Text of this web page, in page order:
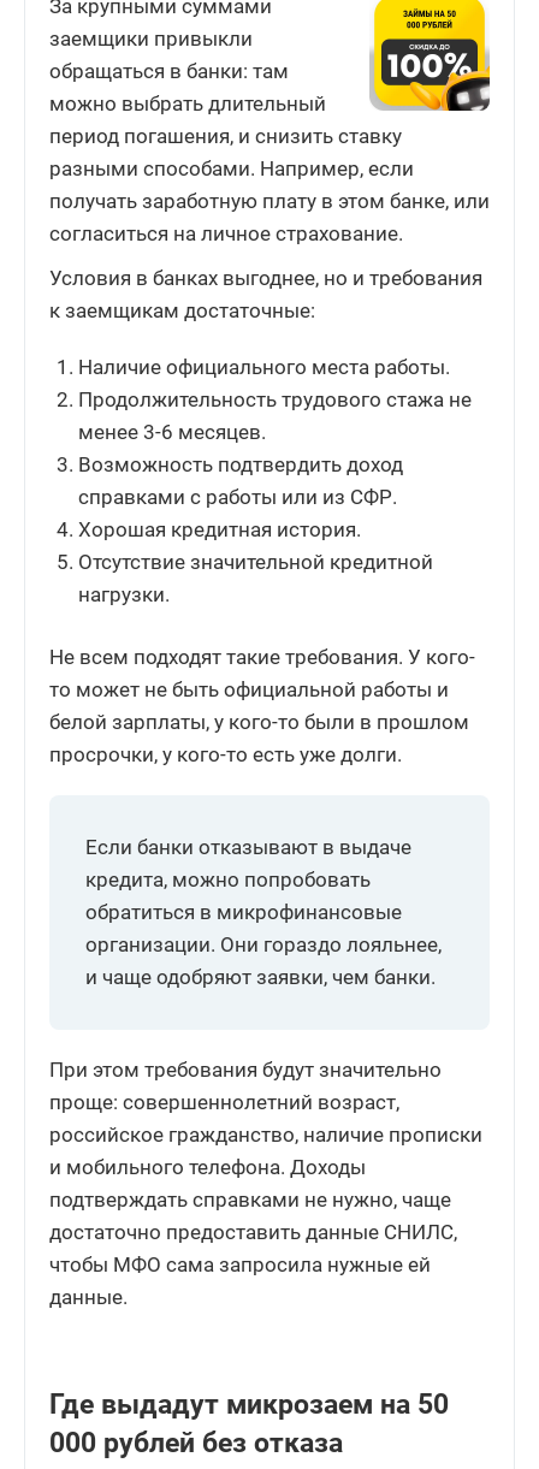
За крупными суммами
заемщики привыкли
обращаться в банки: там
можно выбрать длительный
период погашения, и снизить ставку
разными способами. Например, если
получать заработную плату в этом банке, или
согласиться на личное страхование.
Условия в банках выгоднее, но и требования
к заемщикам достаточные:
Наличие официального места работы.
Продолжительность трудового стажа не
менее 3-6 месяцев.
Возможность подтвердить доход
справками с работы или из СФР.
Хорошая кредитная история.
Отсутствие значительной кредитной
нагрузки.
Не всем подходят такие требования. У кого-
то может не быть официальной работы и
белой зарплаты, у кого-то были в прошлом
просрочки, у кого-то есть уже долги.
Если банки отказывают в выдаче
кредита, можно попробовать
обратиться в микрофинансовые
организации. Они гораздо лояльнее,
и чаще одобряют заявки, чем банки.
При этом требования будут значительно
проще: совершеннолетний возраст,
российское гражданство, наличие прописки
и мобильного телефона. Доходы
подтверждать справками не нужно, чаще
достаточно предоставить данные СНИЛС,
чтобы МФО сама запросила нужные ей
данные.
Где выдадут микрозаем на 50
000 рублей без отказа